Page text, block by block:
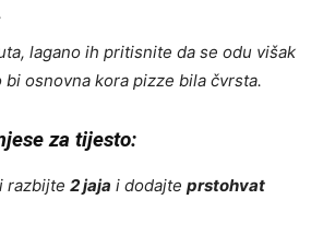
lagano ih pritisnite da se odu višak
bi osnovna kora pizze bila čvrsta.
za tijesto:
razbijte 2 jaja i dodajte prstohvat